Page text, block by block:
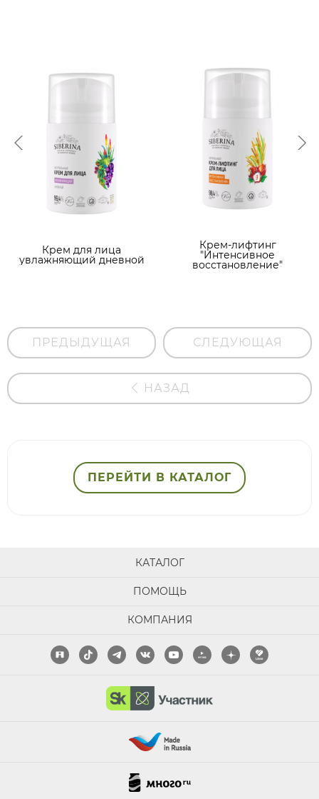
Крем для лица
увлажняющий дневной
Крем-лифтинг
"Интенсивное
восстановление"
ПРЕДЫДУЩАЯ СЛЕДУЮЩАЯ
НАЗАД
ПЕРЕЙТИ В КАТАЛОГ
КАТАЛОГ
ПОМОЩЬ
КОМПАНИЯ